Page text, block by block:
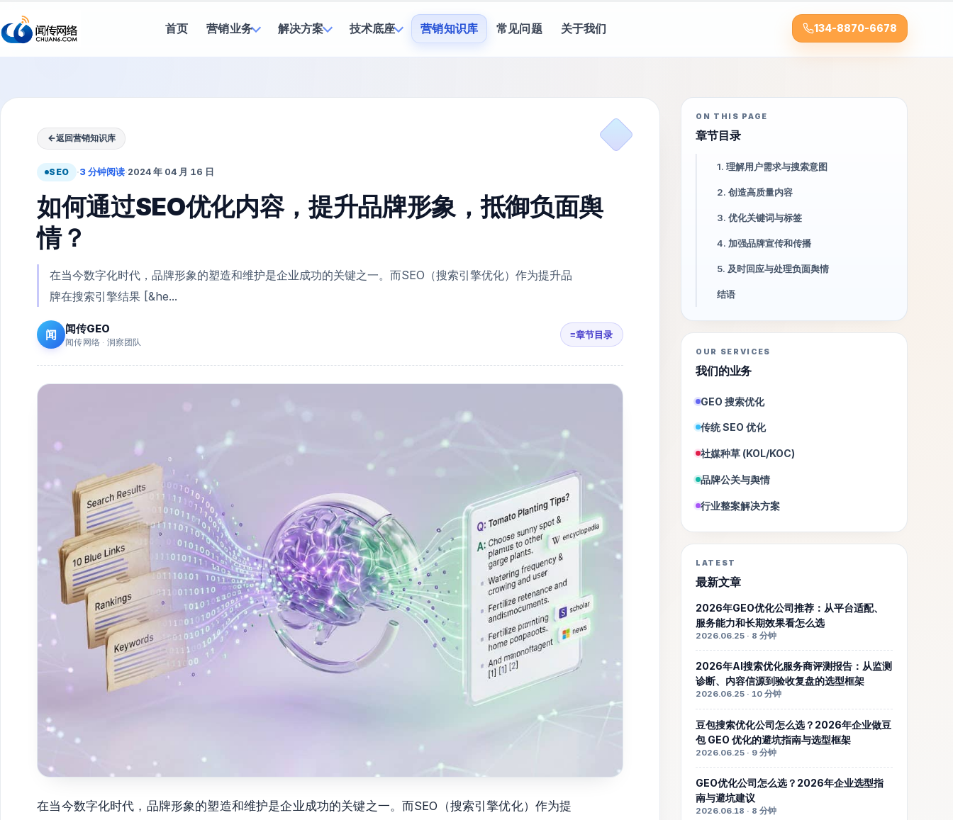
首页 营销业务 解决方案 技术底座 营销知识库 常见问题 关于我们 134-8870-6678
←返回营销知识库
SEO ·3 分钟阅读·2024 年 04 月 16 日
如何通过SEO优化内容，提升品牌形象，抵御负面舆
情？
在当今数字化时代，品牌形象的塑造和维护是企业成功的关键之一。而SEO（搜索引擎优化）作为提升品
牌在搜索引擎结果 [&he...
闻 闻传GEO
闻传网络 · 洞察团队
≡章节目录
在当今数字化时代，品牌形象的塑造和维护是企业成功的关键之一。而SEO（搜索引擎优化）作为提
ON THIS PAGE
章节目录
1. 理解用户需求与搜索意图
2. 创造高质量内容
3. 优化关键词与标签
4. 加强品牌宣传和传播
5. 及时回应与处理负面舆情
结语
OUR SERVICES
我们的业务
GEO 搜索优化
传统 SEO 优化
社媒种草 (KOL/KOC)
品牌公关与舆情
行业整案解决方案
LATEST
最新文章
2026年GEO优化公司推荐：从平台适配、
服务能力和长期效果看怎么选
2026.06.25 · 8 分钟
2026年AI搜索优化服务商评测报告：从监测
诊断、内容信源到验收复盘的选型框架
2026.06.25 · 10 分钟
豆包搜索优化公司怎么选？2026年企业做豆
包 GEO 优化的避坑指南与选型框架
2026.06.25 · 9 分钟
GEO优化公司怎么选？2026年企业选型指
南与避坑建议
2026.06.18 · 8 分钟